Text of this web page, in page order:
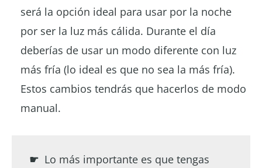
será la opción ideal para usar por la noche
por ser la luz más cálida. Durante el día
deberías de usar un modo diferente con luz
más fría (lo ideal es que no sea la más fría).
Estos cambios tendrás que hacerlos de modo
manual.
☛ Lo más importante es que tengas